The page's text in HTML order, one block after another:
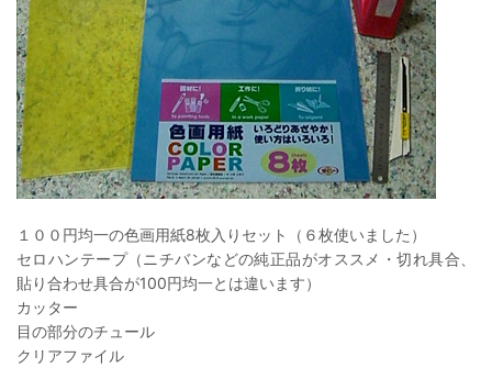
１００円均一の色画用紙8枚入りセット（６枚使いました）
セロハンテープ（ニチバンなどの純正品がオススメ・切れ具合、
貼り合わせ具合が100円均一とは違います）
カッター
目の部分のチュール
クリアファイル